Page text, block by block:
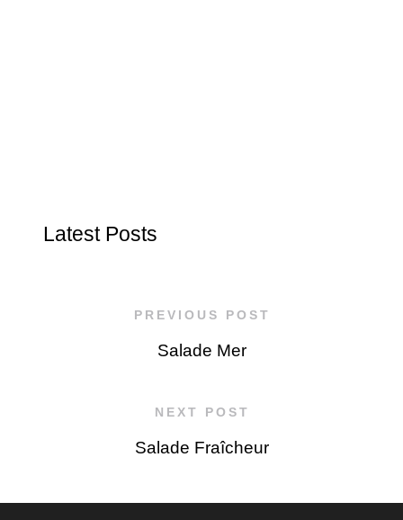
Latest Posts
PREVIOUS POST
Salade Mer
NEXT POST
Salade Fraîcheur